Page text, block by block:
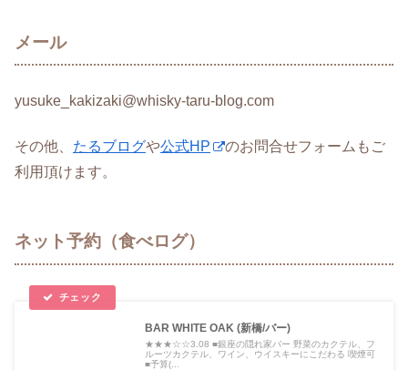
メール
yusuke_kakizaki@whisky-taru-blog.com
その他、 たるブログや公式HP
のお問合せフォームもご
利用頂けます。
ネット予約（食べログ）
BAR WHITE OAK (新橋/バー)
★★★☆☆3.08 ■銀座の隠れ家バー 野菜のカクテル、フ
ルーツカクテル、ワイン、ウイスキーにこだわる 喫煙可
■予算(...